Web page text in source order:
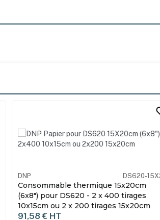
DNP DS620-
Consommable thermique 15x23cm
(6x9") pour DS620 - 2 x 180 tirages
99,72 €HT